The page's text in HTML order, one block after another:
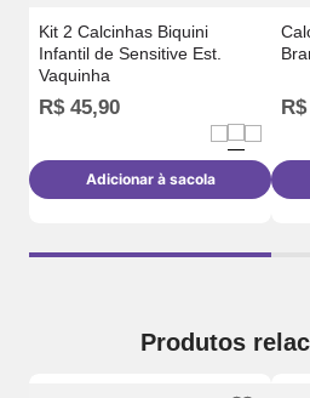
Kit 2 Calcinhas Biquini
Infantil de Sensitive Est.
Vaquinha
R$ 45,90
Adicionar à sacola
R$
Produtos